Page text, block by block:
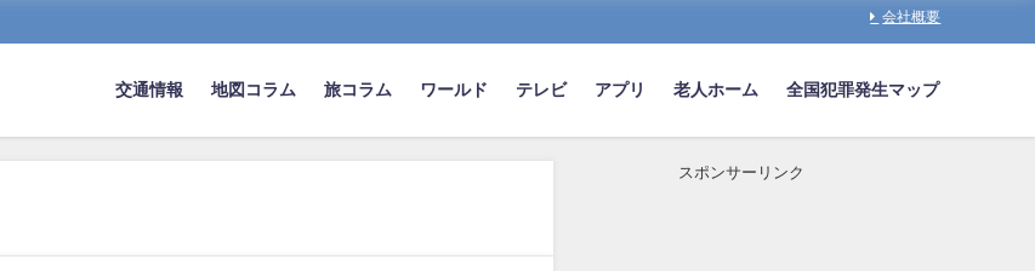
会社概要
交通情報 地図コラム 旅コラム ワールド テレビ アプリ 老人ホーム 全国犯罪発生マップ
スポンサーリンク